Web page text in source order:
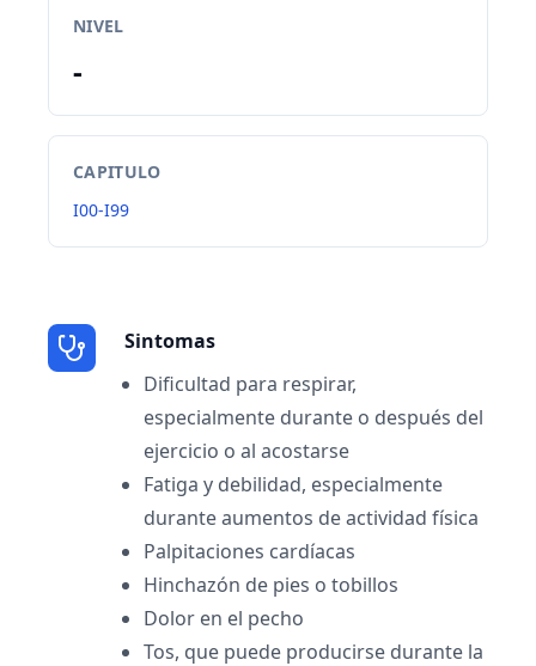
NIVEL
-
CAPITULO
I00-I99
Sintomas
Dificultad para respirar,
especialmente durante o después del
ejercicio o al acostarse
Fatiga y debilidad, especialmente
durante aumentos de actividad física
Palpitaciones cardíacas
Hinchazón de pies o tobillos
Dolor en el pecho
Tos, que puede producirse durante la